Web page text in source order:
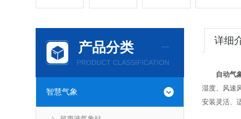
产品分类
PRODUCT CLASSIFICATION
智慧气象
详细
自动气
湿度、风速
安装灵活、